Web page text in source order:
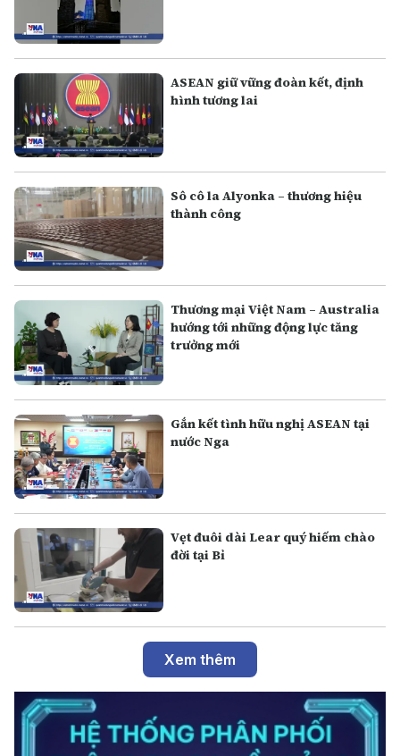
ASEAN giữ vững đoàn kết, định
hình tương lai
Sô cô la Alyonka – thương hiệu
thành công
Thương mại Việt Nam – Australia
hướng tới những động lực tăng
trưởng mới
Gắn kết tình hữu nghị ASEAN tại
nước Nga
Vẹt đuôi dài Lear quý hiếm chào
đời tại Bỉ
Xem thêm